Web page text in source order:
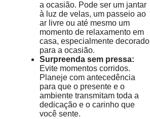
a ocasião. Pode ser um jantar
à luz de velas, um passeio ao
ar livre ou até mesmo um
momento de relaxamento em
casa, especialmente decorado
para a ocasião.
Surpreenda sem pressa:
Evite momentos corridos.
Planeje com antecedência
para que o presente e o
ambiente transmitam toda a
dedicação e o carinho que
você sente.